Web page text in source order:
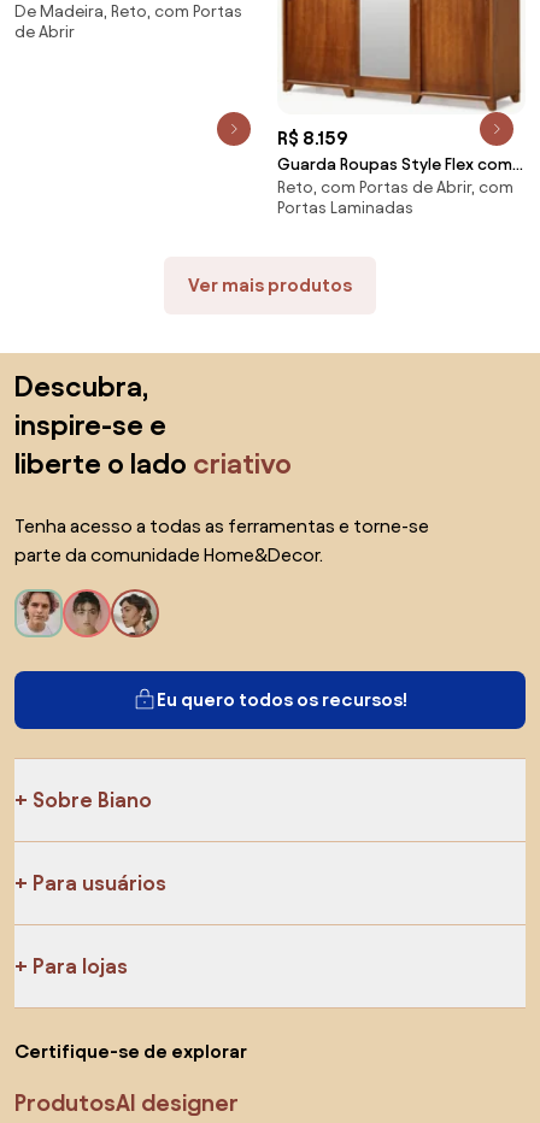
De Madeira, Reto, com Portas
de Abrir
R$ 8.159
Guarda Roupas Style Flex com
Pés Domus Móveis -
Reto, com Portas de Abrir, com
Portas Laminadas
Ver mais produtos
Descubra,
inspire-se e
liberte o lado criativo
Tenha acesso a todas as ferramentas e torne-se
parte da comunidade Home&Decor.
Eu quero todos os recursos!
Sobre Biano
Para usuários
Para lojas
Certifique-se de explorar
ProdutosAI designer